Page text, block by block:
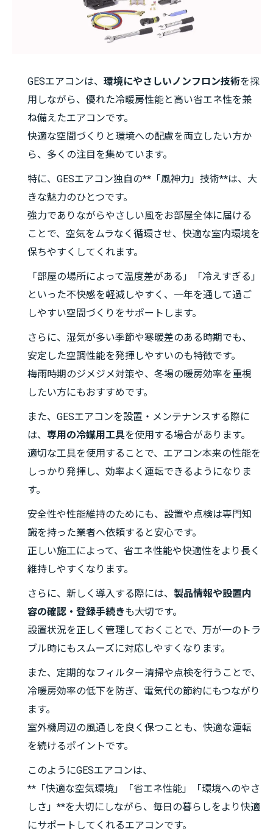
GESエアコンは、 環境にやさしいノンフロン技術を採
用しながら、優れた冷暖房性能と高い省エネ性を兼
ね備えたエアコンです。
快適な空間づくりと環境への配慮を両立したい方か
ら、多くの注目を集めています。
特に、GESエアコン独自の**「風神力」技術**は、大
きな魅力のひとつです。
強力でありながらやさしい風をお部屋全体に届ける
ことで、空気をムラなく循環させ、快適な室内環境を
保ちやすくしてくれます。
「部屋の場所によって温度差がある」「冷えすぎる」
といった不快感を軽減しやすく、一年を通して過ご
しやすい空間づくりをサポートします。
さらに、湿気が多い季節や寒暖差のある時期でも、
安定した空調性能を発揮しやすいのも特徴です。
梅雨時期のジメジメ対策や、冬場の暖房効率を重視
したい方にもおすすめです。
また、GESエアコンを設置・メンテナンスする際に
は、 専用の冷媒用工具を使用する場合があります。
適切な工具を使用することで、エアコン本来の性能を
しっかり発揮し、効率よく運転できるようになりま
す。
安全性や性能維持のためにも、設置や点検は専門知
識を持った業者へ依頼すると安心です。
正しい施工によって、省エネ性能や快適性をより長く
維持しやすくなります。
さらに、新しく導入する際には、 製品情報や設置内
容の確認・登録手続きも大切です。
設置状況を正しく管理しておくことで、万が一のトラ
ブル時にもスムーズに対応しやすくなります。
また、定期的なフィルター清掃や点検を行うことで、
冷暖房効率の低下を防ぎ、電気代の節約にもつながり
ます。
室外機周辺の風通しを良く保つことも、快適な運転
を続けるポイントです。
このようにGESエアコンは、
**「快適な空気環境」「省エネ性能」「環境へのやさ
しさ」**を大切にしながら、毎日の暮らしをより快適
にサポートしてくれるエアコンです。